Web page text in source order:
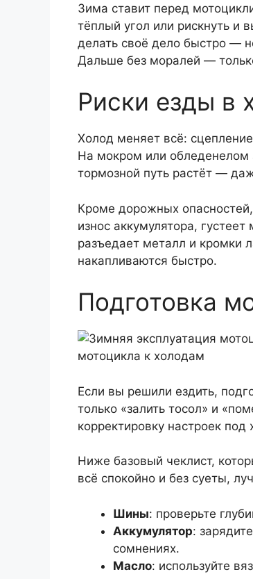
Зима ставит перед
тёплый угол или рискнуть и
делать своё дело быстро —
Дальше без моралей —
Риски езды в
Холод меняет всё:
На мокром или обледенелом
тормозной путь растёт —
Кроме дорожных
износ аккумулятора,
разъедает металл и кромки
накапливаются быстро.
Подготовка
Если вы решили ездить,
только «залить тосол» и
корректировку настроек под
Ниже базовый чеклист,
всё спокойно и без суеты,
Шины: проверьте
Аккумулятор:
сомнениях.
Масло: используйте